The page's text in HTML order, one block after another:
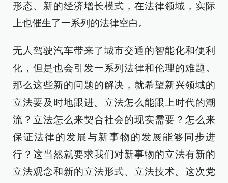
形态、新的经济增长模式，在法律领域，实际
上也催生了一系列的法律空白。
无人驾驶汽车带来了城市交通的智能化和便利
化，但是也会引发一系列法律和伦理的难题。
那么这些新的问题的解决，就希望新兴领域的
立法要及时地跟进。立法怎么能跟上时代的潮
流？立法怎么来契合社会的现实需要？怎么来
保证法律的发展与新事物的发展能够同步进
行？这当然就要求我们对新事物的立法有新的
立法观念和新的立法形式、立法技术。这次党